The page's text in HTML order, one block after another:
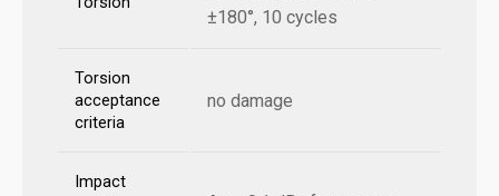
±180°, 10 cycles
Torsion
acceptance
criteria
no damage
Impact